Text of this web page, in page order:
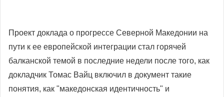
Проект доклада о прогрессе Северной Македонии на
пути к ее европейской интеграции стал горячей
балканской темой в последние недели после того, как
докладчик Томас Вайц включил в документ такие
понятия, как "македонская идентичность" и